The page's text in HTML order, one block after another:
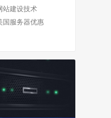
站建设技术
国服务器优惠